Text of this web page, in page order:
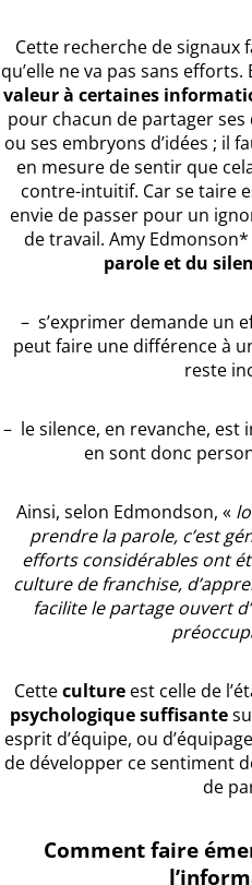
Cette recherche de signaux
qu’elle ne va pas sans efforts.
valeur à certaines
pour chacun de partager
ou ses embryons d’idées ; il
en mesure de sentir que
contre-intuitif. Car se taire
envie de passer pour un
de travail. Amy
parole et du
– s’exprimer demande un
peut faire une différence à
reste
– le silence, en revanche, est
en sont donc
Ainsi, selon Edmondson, «
prendre la parole, c’est
efforts considérables ont
culture de franchise,
facilite le partage ouvert
Cetteculture est celle de
psychologique suffisante
esprit d’équipe, ou
de développer ce sentiment
de
Comment faire